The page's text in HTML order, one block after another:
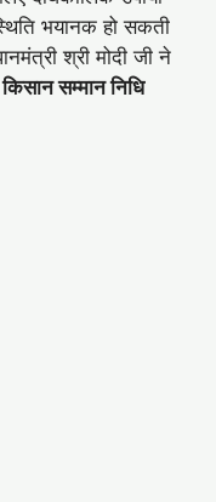
भयानक हो सकती
श्री मोदी जी ने
सम्मान निधि